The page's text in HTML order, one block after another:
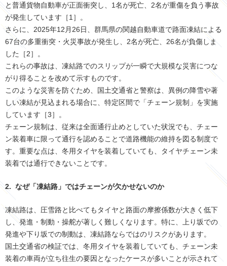
と普通貨物自動車が正面衝突し、1名が死亡、2名が重傷を負う事故
が発生しています［1］。
さらに、2025年12月26日、群馬県の関越自動車道で路面凍結による
67台の多重衝突・火災事故が発生し、2名が死亡、26名が負傷しま
した［2］。
これらの事故は、凍結路でのスリップが一瞬で大規模な災害につな
がり得ることを改めて示すものです。
このような災害を防ぐため、国土交通省と警察は、異例の降雪や著
しい凍結が見込まれる場合に、特定区間で「チェーン規制」を実施
しています［3］。
チェーン規制は、従来は全面通行止めとしていた状況でも、チェー
ン装着車に限って通行を認めることで道路機能の維持を図る制度で
す。重要な点は、冬用タイヤを装着していても、タイヤチェーン未
装着では通行できないことです。
2. なぜ「凍結路」ではチェーンが欠かせないのか
凍結路は、圧雪路と比べてもタイヤと路面の摩擦係数が大きく低下
し、発進・制動・操舵が著しく難しくなります。特に、上り坂での
発進や下り坂での制動は、凍結路ならではのリスクがあります。
国土交通省の検証では、冬用タイヤを装着していても、チェーン未
装着の車両が立ち往生の要因となったケースが多いことが示されて